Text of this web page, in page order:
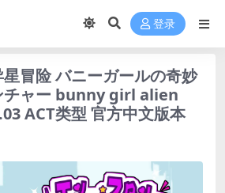
登录
冒险 バニーガールの奇妙
チャー bunny girl alien
ACT类型 官方中文版本